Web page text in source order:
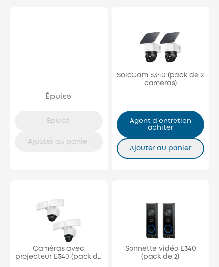
Épuisé
Épuisé
Ajouter au panier
SoloCam S340 (pack de 2
caméras)
Agent d'entretien
achiter
Ajouter au panier
Caméras avec
projecteur E340 (pack de
Sonnette vidéo E340
(pack de 2)